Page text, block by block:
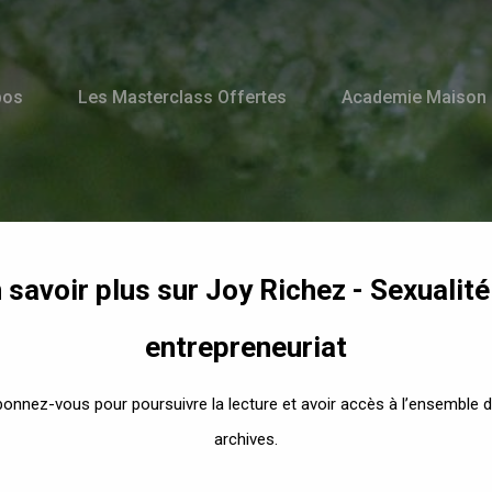
Les Masterclass Offertes Academie Maison
Pesto epress
savoir plus sur Joy Richez -
entrepreneuriat
vous pour poursuivre la lecture et avoir accès à l’ensemble
archives.